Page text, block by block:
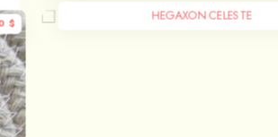
$ HEGAXON CELESTE